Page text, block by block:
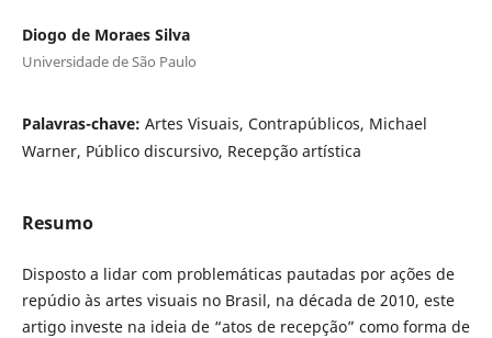
Diogo de Moraes Silva
Universidade de São Paulo
Palavras-chave: Artes Visuais, Contrapúblicos, Michael
Warner, Público discursivo, Recepção artística
Resumo
Disposto a lidar com problemáticas pautadas por ações de
repúdio às artes visuais no Brasil, na década de 2010, este
artigo investe na ideia de “atos de recepção” como forma de